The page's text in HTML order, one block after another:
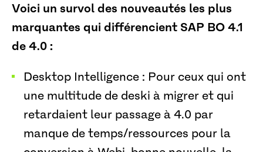
Voici un survol des nouveautés les plus
marquantes qui différencient SAP BO 4.1
de 4.0 :
Desktop Intelligence : Pour ceux qui ont
une multitude de deski à migrer et qui
retardaient leur passage à 4.0 par
manque de temps/ressources pour la